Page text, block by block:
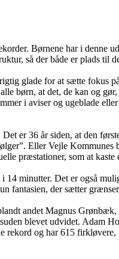
Børnene har i denne
så der både er plads
glade for at sætte fokus
børn, at det, de kan og
i aviser og ugeblade
er 36 år siden, at den
Eller Vejle
præstationer, som at
minutter. Det er også
fantasien, der sætter
andet Magnus
blevet udvidet. Adam
rekord og har 615